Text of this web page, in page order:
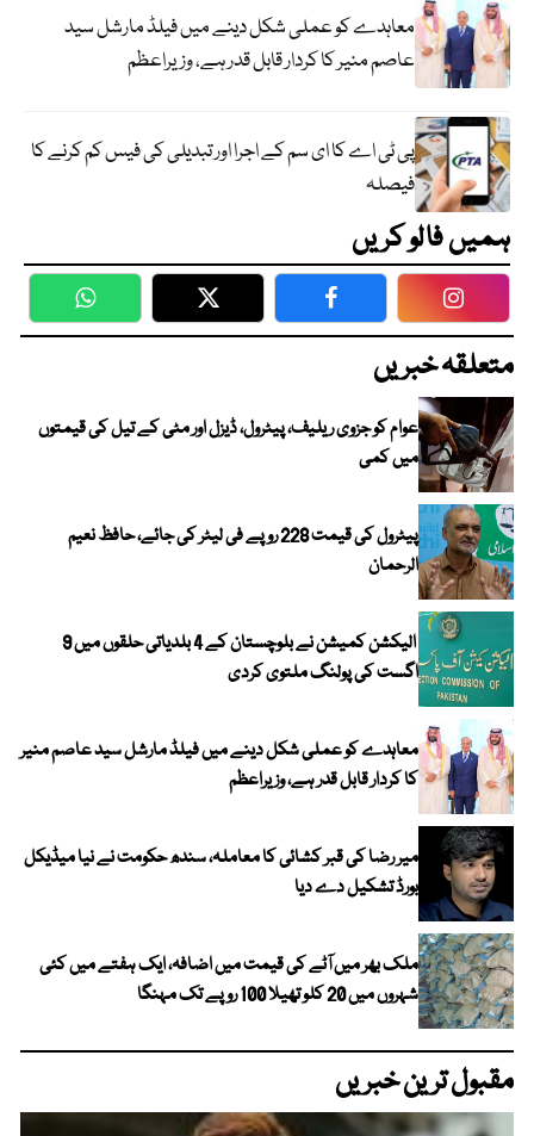
معاہدے کو عملی شکل دینے میں فیلڈ مارشل سید
عاصم منیر کا کردار قابل قدر ہے، وزیراعظم
پی ٹی اے کا ای سم کے اجرا اور تبدیلی کی فیس کم کرنے کا
فیصلہ
ہمیں فالو کریں
WhatsApp Twitter Facebook
متعلقہ خبریں
عوام کو جزوی ریلیف، پیٹرول، ڈیزل اور مٹی کے تیل کی قیمتوں
میں کمی
پیٹرول کی قیمت 228 روپے فی لیٹر کی جائے، حافظ نعیم
الرحمان
الیکشن کمیشن نے بلوچستان کے 4 بلدیاتی حلقوں میں 9
اگست کی پولنگ ملتوی کردی
معاہدے کو عملی شکل دینے میں فیلڈ مارشل سید عاصم منیر
کا کردار قابل قدر ہے، وزیراعظم
میر رضا کی قبر کشائی کا معاملہ، سندھ حکومت نے نیا میڈیکل
بورڈ تشکیل دے دیا
ملک بھر میں آٹے کی قیمت میں اضافہ، ایک ہفتے میں کئی
شہروں میں 20 کلو تھیلا 100 روپے تک مہنگا
مقبول ترین خبریں